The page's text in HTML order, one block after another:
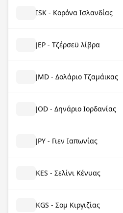
ISK - Κορόνα Ισλανδίας
JEP - Τζέρσεϋ λίβρα
JMD - Δολάριο Τζαμάικας
JOD - Δηνάριο Ιορδανίας
JPY - Γιεν Ιαπωνίας
KES - Σελίνι Κένυας
KGS - Σομ Κιργιζίας